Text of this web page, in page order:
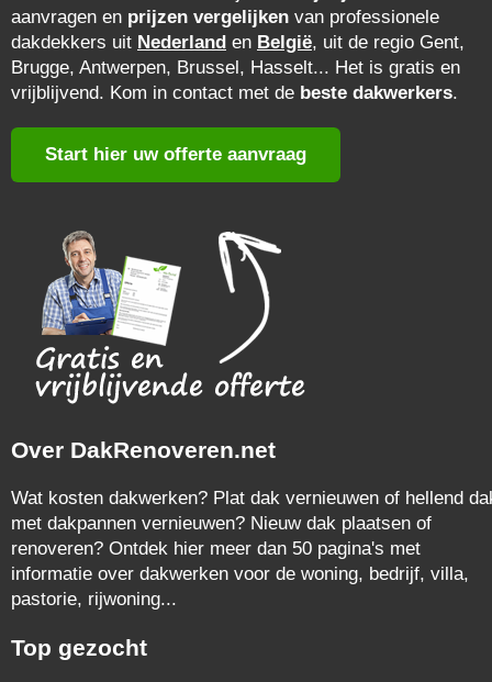
aanvragen en prijzen vergelijken van professionele
dakdekkers uit Nederland en België, uit de regio Gent,
Brugge, Antwerpen, Brussel, Hasselt... Het is gratis en
vrijblijvend. Kom in contact met de beste dakwerkers.
Start hier uw offerte aanvraag
Over DakRenoveren.net
Wat kosten dakwerken? Plat dak vernieuwen of hellend
met dakpannen vernieuwen? Nieuw dak plaatsen of
renoveren? Ontdek hier meer dan 50 pagina's met
informatie over dakwerken voor de woning, bedrijf, villa,
pastorie, rijwoning...
Top gezocht